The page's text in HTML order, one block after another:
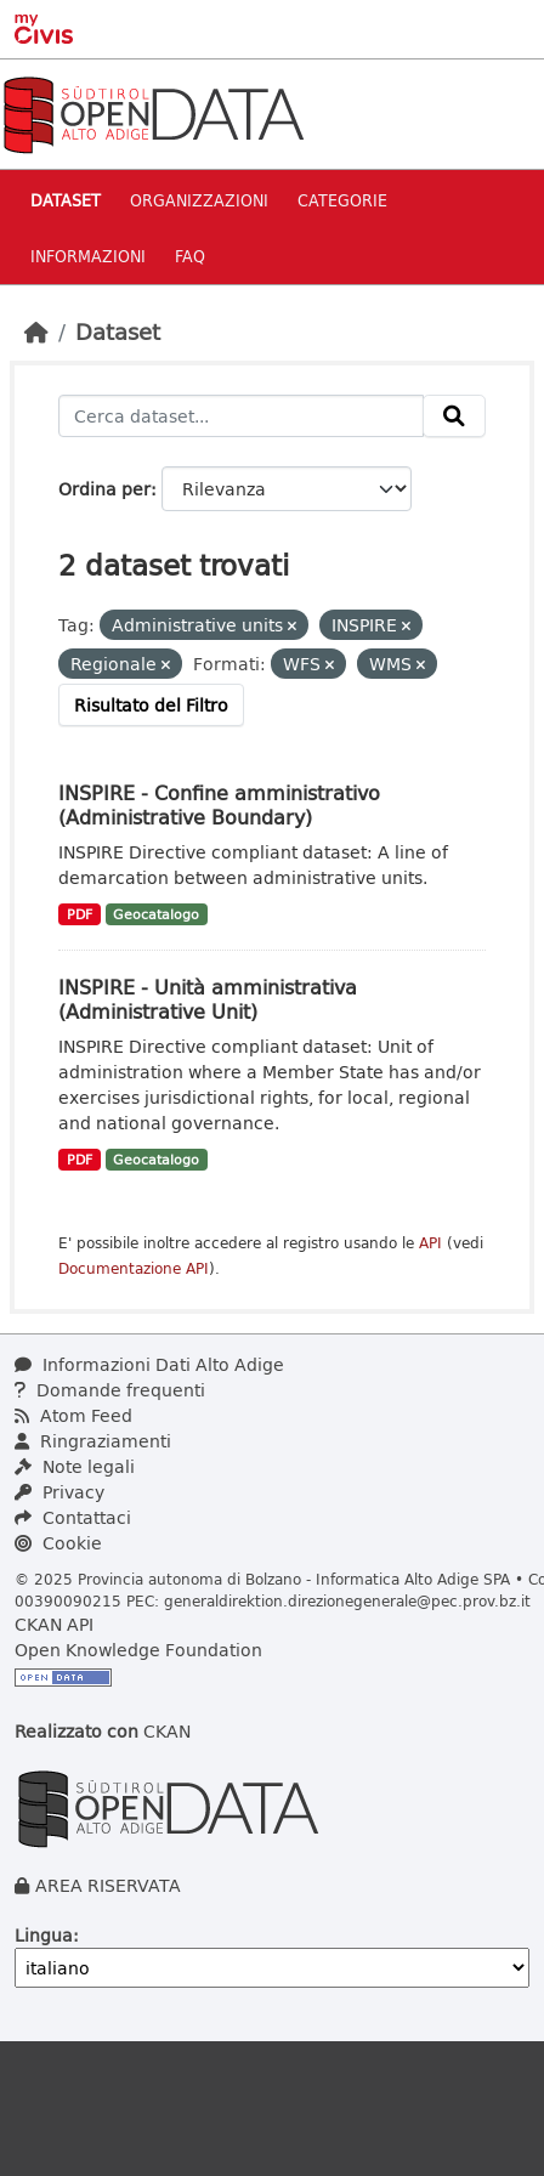
Skip to main content
DATASET ORGANIZZAZIONI CATEGORIE
INFORMAZIONI FAQ
Dataset
Ordina per
2 dataset trovati
Tag: Administrative units
INSPIRE
Regionale
Formati: WFS
WMS
Risultato del Filtro
INSPIRE - Confine amministrativo
(Administrative Boundary)
INSPIRE Directive compliant dataset: A line of
demarcation between administrative units.
PDF Geocatalogo
INSPIRE - Unità amministrativa
(Administrative Unit)
INSPIRE Directive compliant dataset: Unit of
administration where a Member State has and/or
exercises jurisdictional rights, for local, regional
and national governance.
PDF Geocatalogo
E' possibile inoltre accedere al registro usando le API (vedi
Documentazione API).
Informazioni Dati Alto Adige
Domande frequenti
Atom Feed
Ringraziamenti
Note legali
Privacy
Contattaci
Cookie
© 2025 Provincia autonoma di Bolzano - Informatica Alto Adige SPA •
00390090215 PEC: generaldirektion.direzionegenerale@pec.prov.bz.it
CKAN API
Open Knowledge Foundation
Realizzato conCKAN
AREA RISERVATA
Lingua